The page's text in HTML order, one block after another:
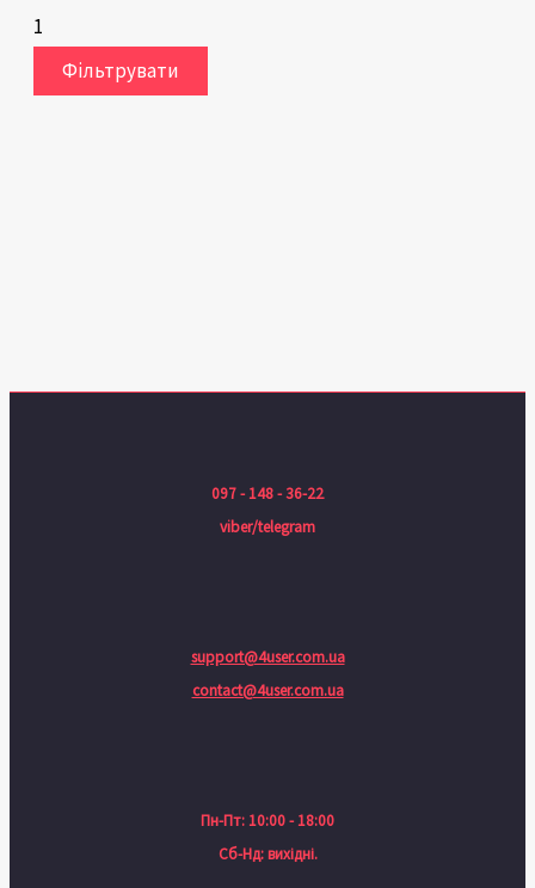
1
Фільтрувати
097 - 148 - 36-22
viber/telegram
support@4user.com.ua
contact@4user.com.ua
Пн-Пт: 10:00 - 18:00
Сб-Нд: вихідні.